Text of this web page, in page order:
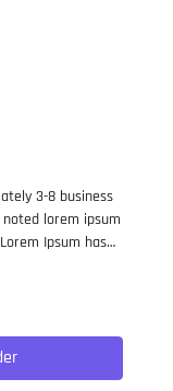
3-8 business
lorem ipsum
Ipsum has
and
electronic
It was
Letraset sheets